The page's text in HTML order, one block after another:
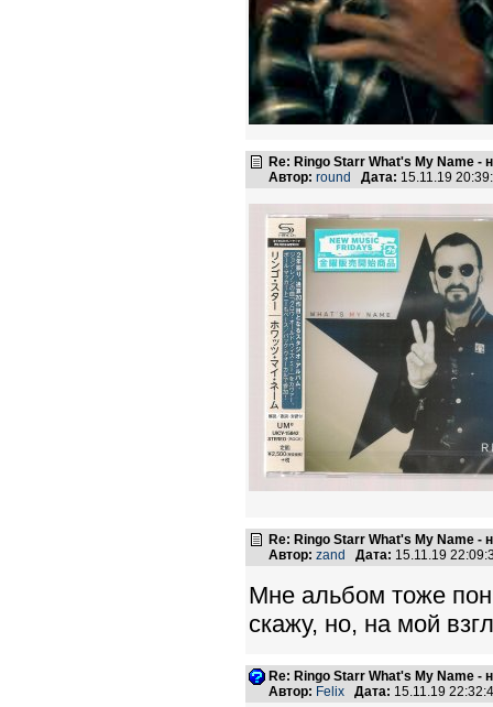
Re: Ringo Starr What's My Name
Автор: round Дата: 15.11.19
Re: Ringo Starr What's My Name
Автор: zand Дата: 15.11.19
Мне альбом тоже
скажу, но, на мой
Re: Ringo Starr What's My Name
Автор: Felix Дата: 15.11.19